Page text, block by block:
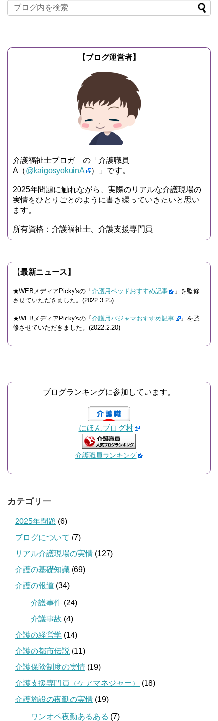
【ブログ運営者】
介護福祉士ブロガーの「介護職員
A（@kaigosyokuinA ）」です。
2025年問題に触れながら、実際のリアルな介護現場の
実情をひとりごとのように書き綴っていきたいと思い
ます。
所有資格：介護福祉士、介護支援専門員
【最新ニュース】
★WEBメディアPicky'sの「 介護用ベッドおすすめ記事
」を監修
させていただきました。(2022.3.25)
★WEBメディアPicky'sの「 介護用パジャマおすすめ記事
」を監
修させていただきました。(2022.2.20)
ブログランキングに参加しています。
にほんブログ村
介護職員ランキング
カテゴリー
2025年問題 (6)
ブログについて (7)
リアル介護現場の実情 (127)
介護の基礎知識 (69)
介護の報道 (34)
介護事件 (24)
介護事故 (4)
介護の経営学 (14)
介護の都市伝説 (11)
介護保険制度の実情 (19)
介護支援専門員（ケアマネジャー）
(18)
介護施設の夜勤の実情 (19)
ワンオペ夜勤あるある (7)